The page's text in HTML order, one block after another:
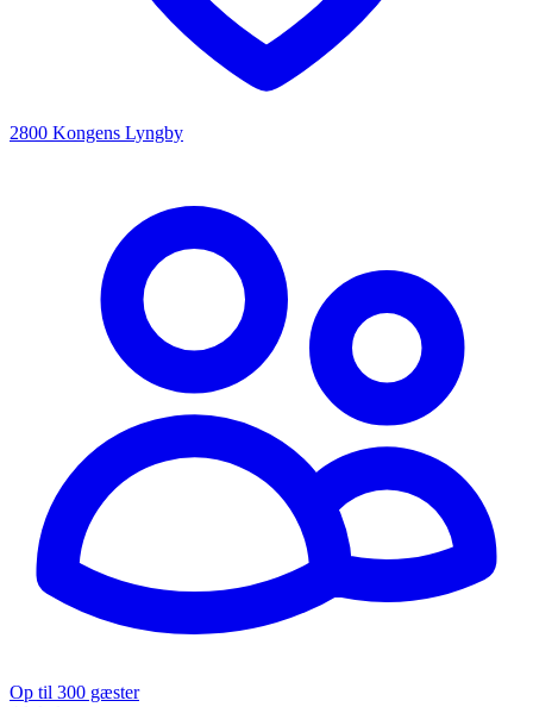
2800 Kongens Lyngby
Op til 300 gæster